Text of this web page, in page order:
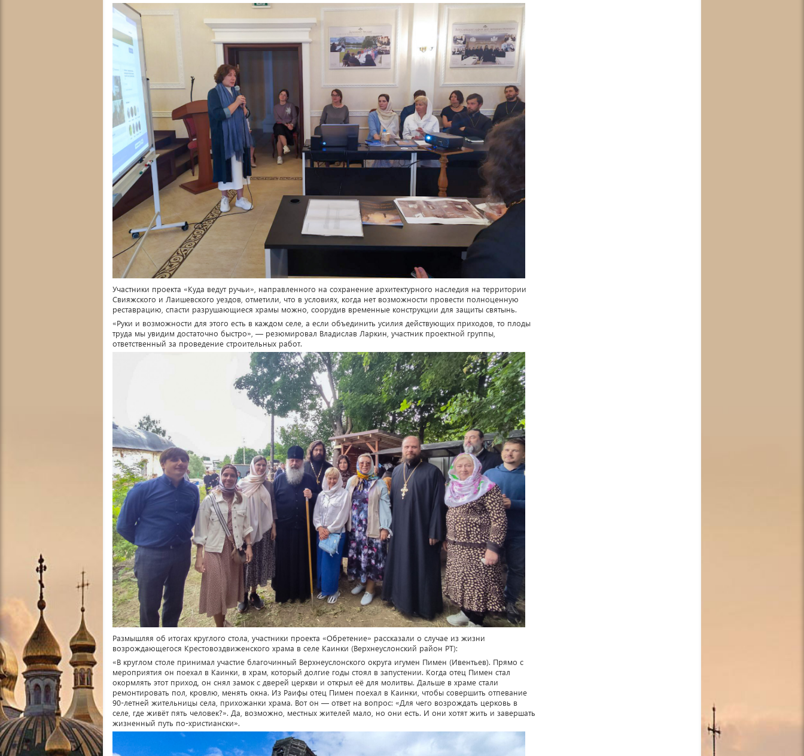
Участники проекта «Куда ведут ручьи», направленного на сохранение архитектурного наследия на территории
Свияжского и Лаишевского уездов, отметили, что в условиях, когда нет возможности провести полноценную
реставрацию, спасти разрушающиеся храмы можно, соорудив временные конструкции для защиты святынь.
«Руки и возможности для этого есть в каждом селе, а если объединить усилия действующих приходов, то плоды
труда мы увидим достаточно быстро», — резюмировал Владислав Ларкин, участник проектной группы,
ответственный за проведение строительных работ.
Размышляя об итогах круглого стола, участники проекта «Обретение» рассказали о случае из жизни
возрождающегося Крестовоздвиженского храма в селе Каинки (Верхнеуслонский район РТ):
«В круглом столе принимал участие благочинный Верхнеуслонского округа игумен Пимен (Ивентьев). Прямо с
мероприятия он поехал в Каинки, в храм, который долгие годы стоял в запустении. Когда отец Пимен стал
окормлять этот приход, он снял замок с дверей церкви и открыл её для молитвы. Дальше в храме стали
ремонтировать пол, кровлю, менять окна. Из Раифы отец Пимен поехал в Каинки, чтобы совершить отпевание
90-летней жительницы села, прихожанки храма. Вот он — ответ на вопрос: «Для чего возрождать церковь в
селе, где живёт пять человек?». Да, возможно, местных жителей мало, но они есть. И они хотят жить и завершать
жизненный путь по-христиански».